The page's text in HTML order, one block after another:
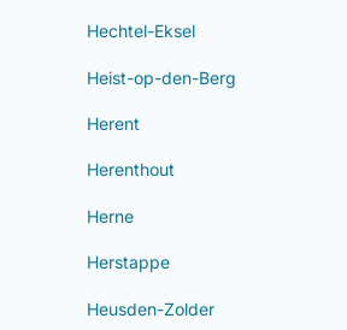
Hechtel-Eksel
Heist-op-den-Berg
Herent
Herenthout
Herne
Herstappe
Heusden-Zolder